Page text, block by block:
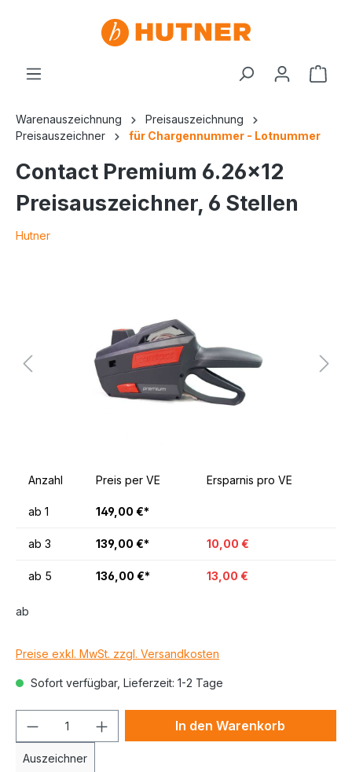
Warenauszeichnung
Preisauszeichnung
Preisauszeichner
für Chargennummer - Lotnummer
Contact Premium 6.26x12
Preisauszeichner, 6 Stellen
Hutner
Anzahl Preis per VE Ersparnis pro VE
ab 1 149,00 €*
ab 3 139,00 €* 10,00 €
ab 5 136,00 €* 13,00 €
ab
Preise exkl. MwSt. zzgl. Versandkosten
Sofort verfügbar, Lieferzeit: 1-2 Tage
Auszeichner
In den Warenkorb